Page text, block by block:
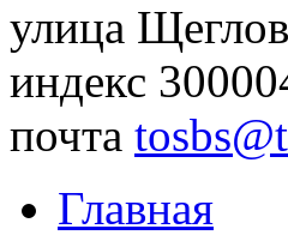
улица
индекс
почта
Главная